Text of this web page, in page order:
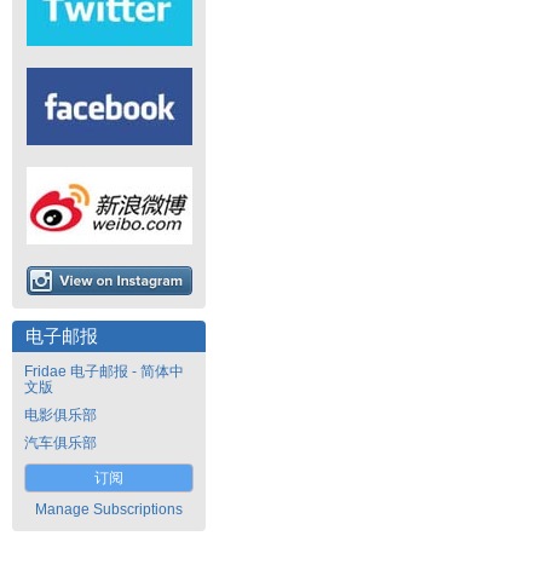
电子邮报
Fridae 电子邮报 - 简体中
文版
电影俱乐部
汽车俱乐部
订阅
Manage Subscriptions